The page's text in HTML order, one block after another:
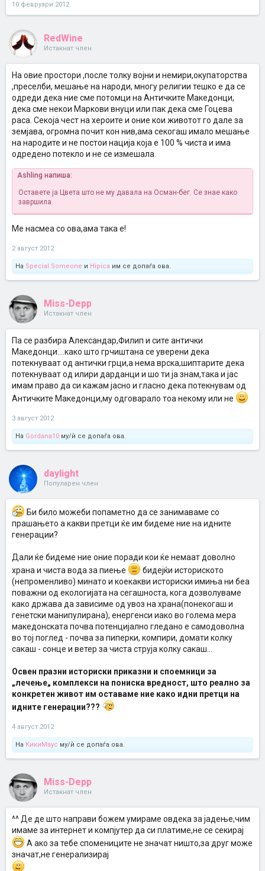
10 февруари 2012
RedWine
Истакнат член
На овие простори ,после толку војни и немири,окупаторства
,преселби, мешање на народи, многу религии тешко е да се
одреди дека ние сме потомци на Античките Македонци,
дека сме некои Маркови внуци или пак дека сме Гоцева
раса. Секоја чест на хероите и оние кои животот го дале за
земјава, огромна почит кон нив,ама секогаш имало мешање
на народите и не постои нација која е 100 % чиста и има
одредено потекло и не се измешала.
Ashling напиша:
Оставете ја Цвета што не му давала на Осман-бег. Се знае како
завршила.
Ме насмеа со ова,ама така е!
2 август 2012
На Special.Someone и Hipica им се допаѓа ова.
Miss-Depp
Истакнат член
Па се разбира Александар,Филип и сите антички
Македонци....како што грчиштана се уверени дека
потекнуваат од антички грци,а нема врска,шиптарите дека
потекнуваат од илири дарданци и шо ти ја знам,така и јас
имам право да си кажам јасно и гласно дека потекнувам од
Античките Македонци,му одговарало тоа некому или не
3 август 2012
На Gordana10 му/ѝ се допаѓа ова.
daylight
Популарен член
Би било можеби попаметно да се занимаваме со
прашањето а какви претци ќе им бидеме ние на идните
генерации?
Дали ќе бидеме ние оние поради кои ќе немаат доволно
храна и чиста вода за пиење
бидејќи историското
(непроменливо) минато и коекакви историски имиња ни беа
поважни од екологијата на сегашноста, кога дозволуваме
како држава да зависиме од увоз на храна(понекогаш и
генетски манипулирана), енергенси иако во голема мера
македонската почва потенцијално гледано е самодоволна
во тој поглед - почва за пиперки, компири, домати колку
сакаш - сонце и ветер за чиста струја колку сакаш...
Освен празни историски приказни и споемници за
„лечење„ комплекси на пониска вредност, што реално за
конкретен живот им оставаме ние како идни претци на
идните генерации???
4 август 2012
На КикиМаус му/ѝ се допаѓа ова.
Miss-Depp
Истакнат член
^^ Де де што направи божем умираме овдека за јадење,чим
имаме за интернет и компјутер да си платиме,не се секирај
А ако за тебе спомениците не значат ништо,за друг може
значат,не генерализирај